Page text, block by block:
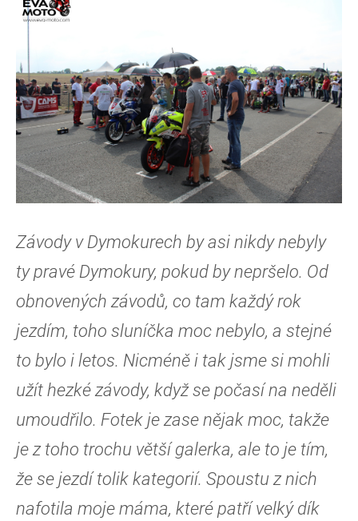
Závody v Dymokurech by asi nikdy nebyly
ty pravé Dymokury, pokud by nepršelo. Od
obnovených závodů, co tam každý rok
jezdím, toho sluníčka moc nebylo, a stejné
to bylo i letos. Nicméně i tak jsme si mohli
užít hezké závody, když se počasí na neděli
umoudřilo. Fotek je zase nějak moc, takže
je z toho trochu větší galerka, ale to je tím,
že se jezdí tolik kategorií. Spoustu z nich
nafotila moje máma, které patří velký dík